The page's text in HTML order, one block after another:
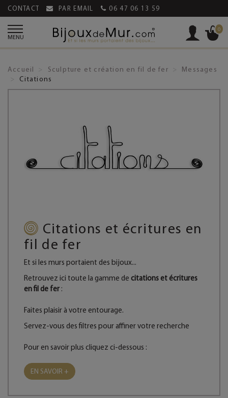
CONTACT PAR EMAIL 06 47 06 13 59
MENU
0
Accueil Sculpture et création en fil de fer
Messages
Citations
Citations et écritures en
fil de fer
Et si les murs portaient des bijoux...
Retrouvez ici toute la gamme de citations et écritures
en fil de fer :
Faites plaisir à votre entourage.
Servez-vous des filtres pour affiner votre recherche
Pour en savoir plus cliquez ci-dessous :
EN SAVOIR +